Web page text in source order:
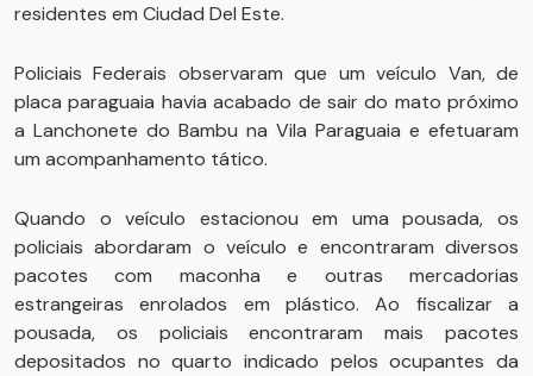
residentes em Ciudad Del Este.
Policiais Federais observaram que um veículo Van, de
placa paraguaia havia acabado de sair do mato próximo
a Lanchonete do Bambu na Vila Paraguaia e efetuaram
um acompanhamento tático.
Quando o veículo estacionou em uma pousada, os
policiais abordaram o veículo e encontraram diversos
pacotes com maconha e outras mercadorias
estrangeiras enrolados em plástico. Ao fiscalizar a
pousada, os policiais encontraram mais pacotes
depositados no quarto indicado pelos ocupantes da